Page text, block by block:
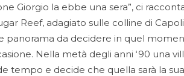
Giorgio la ebbe una sera”, ci
Reef, adagiato sulle colline di
panorama da decidere in quel
Nella metà degli anni ‘90 una
tempo e decide che quella sarà la